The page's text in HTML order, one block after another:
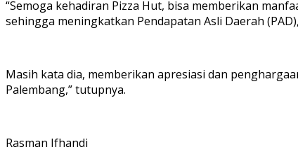
“Semoga kehadiran Pizza Hut, bisa memberikan
sehingga meningkatkan Pendapatan Asli Daerah
Masih kata dia, memberikan apresiasi dan
Palembang,” tutupnya.
Rasman Ifhandi